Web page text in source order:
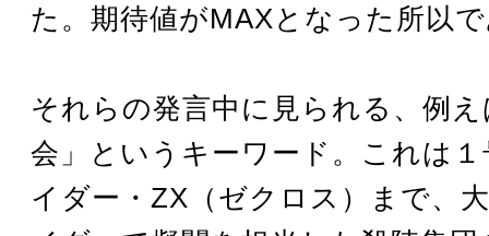
た。期待値がMAXとなった所以
それらの発言中に見られる、例
会」というキーワード。これは
イダー・ZX（ゼクロス）まで、